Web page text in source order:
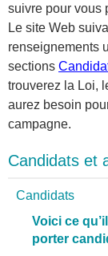
suivre pour vous
Le site Web
renseignements
sections
trouverez la Loi,
aurez besoin
campagne.
Candidats et
Candidats
Voici ce
porter